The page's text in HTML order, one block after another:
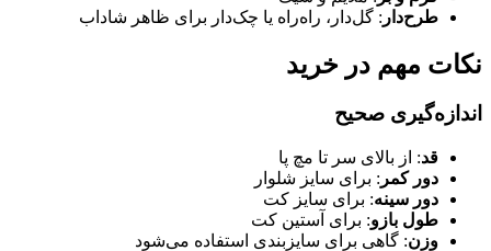
: گل‌دار، راه‌راه یا چک‌دار برای ظاهر شاداب
در خرید
صحیح
: از بالای سر تا مچ پا
کمر
: برای سایز شلوار
سینه: برای سایز کت
بازو: برای آستین کت
: گاهی برای سایزبندی استفاده می‌شود